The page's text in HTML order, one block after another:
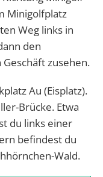
Minigolfplatz
Weg links in
den
zusehen.
Au (Eisplatz).
Brücke. Etwa
du links einer
befindest du
Wald.